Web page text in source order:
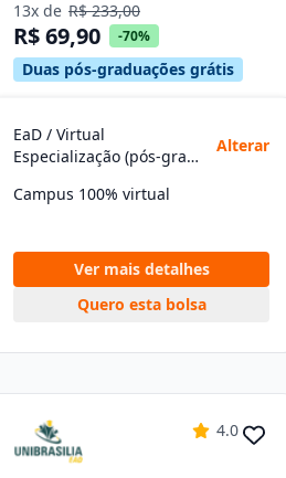
13x de R$ 233,00
R$ 69,90 -70%
Duas pós-graduações grátis
EaD / Virtual
Especialização (pós-graduação)
Alterar
Campus 100% virtual
Ver mais detalhes
Quero esta bolsa
4.0